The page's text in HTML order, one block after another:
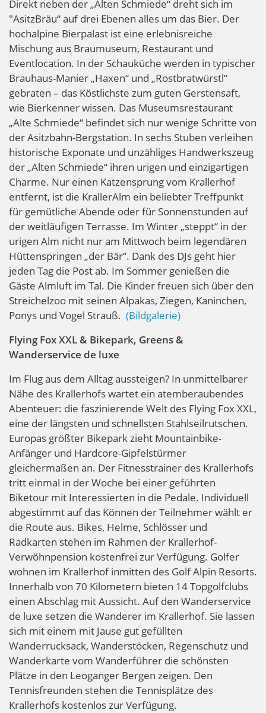
Direkt neben der „Alten Schmiede“ dreht sich im
"AsitzBräu“ auf drei Ebenen alles um das Bier. Der
hochalpine Bierpalast ist eine erlebnisreiche
Mischung aus Braumuseum, Restaurant und
Eventlocation. In der Schauküche werden in typischer
Brauhaus-Manier „Haxen“ und „Rostbratwürstl“
gebraten – das Köstlichste zum guten Gerstensaft,
wie Bierkenner wissen. Das Museumsrestaurant
„Alte Schmiede“ befindet sich nur wenige Schritte von
der Asitzbahn-Bergstation. In sechs Stuben verleihen
historische Exponate und unzähliges Handwerkszeug
der „Alten Schmiede“ ihren urigen und einzigartigen
Charme. Nur einen Katzensprung vom Krallerhof
entfernt, ist die KrallerAlm ein beliebter Treffpunkt
für gemütliche Abende oder für Sonnenstunden auf
der weitläufigen Terrasse. Im Winter „steppt“ in der
urigen Alm nicht nur am Mittwoch beim legendären
Hüttenspringen „der Bär“. Dank des DJs geht hier
jeden Tag die Post ab. Im Sommer genießen die
Gäste Almluft im Tal. Die Kinder freuen sich über den
Streichelzoo mit seinen Alpakas, Ziegen, Kaninchen,
Ponys und Vogel Strauß. (Bildgalerie)
Flying Fox XXL & Bikepark, Greens &
Wanderservice de luxe
Im Flug aus dem Alltag aussteigen? In unmittelbarer
Nähe des Krallerhofs wartet ein atemberaubendes
Abenteuer: die faszinierende Welt des Flying Fox XXL,
eine der längsten und schnellsten Stahlseilrutschen.
Europas größter Bikepark zieht Mountainbike-
Anfänger und Hardcore-Gipfelstürmer
gleichermaßen an. Der Fitnesstrainer des Krallerhofs
tritt einmal in der Woche bei einer geführten
Biketour mit Interessierten in die Pedale. Individuell
abgestimmt auf das Können der Teilnehmer wählt er
die Route aus. Bikes, Helme, Schlösser und
Radkarten stehen im Rahmen der Krallerhof-
Verwöhnpension kostenfrei zur Verfügung. Golfer
wohnen im Krallerhof inmitten des Golf Alpin Resorts.
Innerhalb von 70 Kilometern bieten 14 Topgolfclubs
einen Abschlag mit Aussicht. Auf den Wanderservice
de luxe setzen die Wanderer im Krallerhof. Sie lassen
sich mit einem mit Jause gut gefüllten
Wanderrucksack, Wanderstöcken, Regenschutz und
Wanderkarte vom Wanderführer die schönsten
Plätze in den Leoganger Bergen zeigen. Den
Tennisfreunden stehen die Tennisplätze des
Krallerhofs kostenlos zur Verfügung.